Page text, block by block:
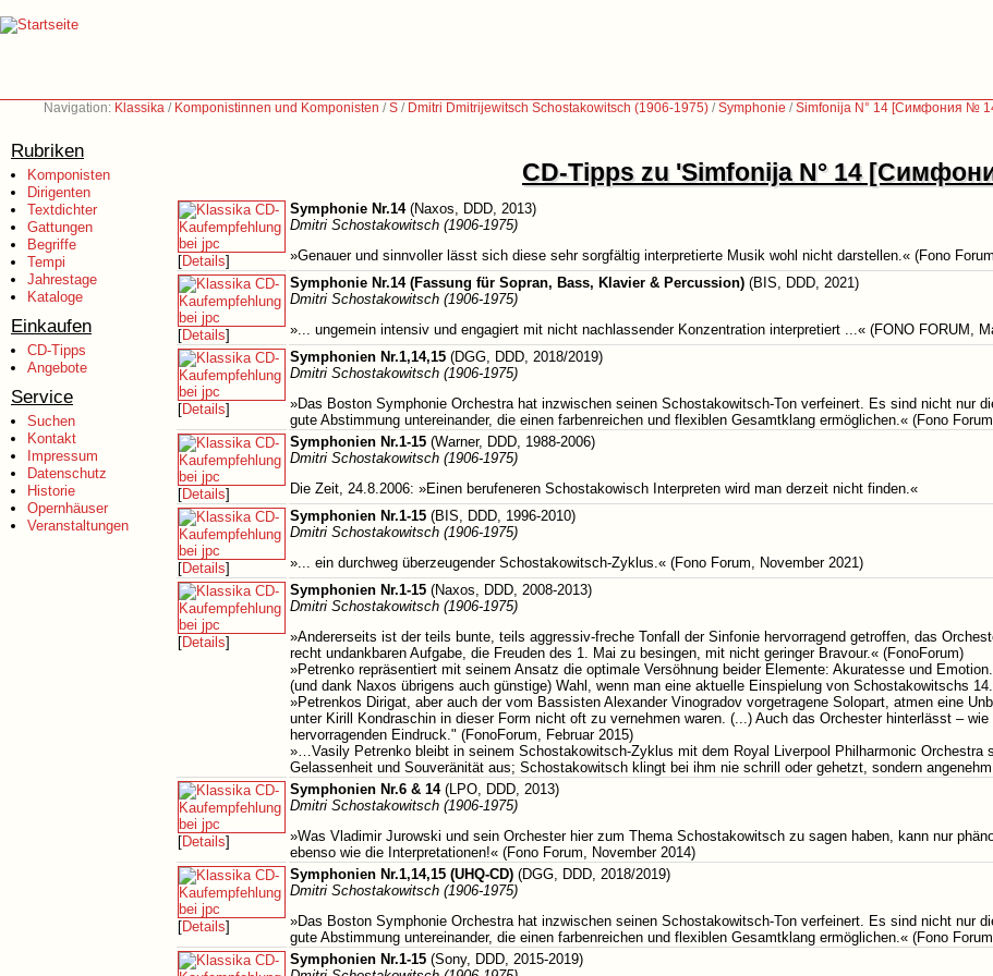
Navigation: Klassika / Komponistinnen und Komponisten /S / Dmitri Dmitrijewitsch Schostakowitsch (1906-1975) /Symphonie /Simfonija N° 14 [Симфония №
Rubriken
Komponisten
Dirigenten
Textdichter
Gattungen
Begriffe
Tempi
Jahrestage
Kataloge
Einkaufen
CD-Tipps
Angebote
Service
Suchen
Kontakt
Impressum
Datenschutz
Historie
Opernhäuser
Veranstaltungen
CD-Tipps zu 'Simfonija N° 14
[Details]
Symphonie Nr.14(Naxos, DDD, 2013)
Dmitri Schostakowitsch (1906-1975)
»Genauer und sinnvoller lässt sich diese sehr sorgfältig interpretierte Musik wohl nicht darstellen.« (Fono
[Details]
Symphonie Nr.14 (Fassung für Sopran, Bass, Klavier & Percussion) (BIS, DDD, 2021)
Dmitri Schostakowitsch (1906-1975)
»... ungemein intensiv und engagiert mit nicht nachlassender Konzentration interpretiert ...« (FONO FORUM,
[Details]
Symphonien Nr.1,14,15 (DGG, DDD, 2018/2019)
Dmitri Schostakowitsch (1906-1975)
»Das Boston Symphonie Orchestra hat inzwischen seinen Schostakowitsch-Ton verfeinert. Es sind nicht nur
gute Abstimmung untereinander, die einen farbenreichen und flexiblen Gesamtklang ermöglichen.« (Fono
[Details]
Symphonien Nr.1-15 (Warner, DDD, 1988-2006)
Dmitri Schostakowitsch (1906-1975)
Die Zeit, 24.8.2006: »Einen berufeneren Schostakowisch Interpreten wird man derzeit nicht finden.«
[Details]
Symphonien Nr.1-15 (BIS, DDD, 1996-2010)
Dmitri Schostakowitsch (1906-1975)
»... ein durchweg überzeugender Schostakowitsch-Zyklus.« (Fono Forum, November 2021)
[Details]
Symphonien Nr.1-15 (Naxos, DDD, 2008-2013)
Dmitri Schostakowitsch (1906-1975)
»Andererseits ist der teils bunte, teils aggressiv-freche Tonfall der Sinfonie hervorragend getroffen, das
recht undankbaren Aufgabe, die Freuden des 1. Mai zu besingen, mit nicht geringer Bravour.« (FonoForum)
»Petrenko repräsentiert mit seinem Ansatz die optimale Versöhnung beider Elemente: Akuratesse und
(und dank Naxos übrigens auch günstige) Wahl, wenn man eine aktuelle Einspielung von Schostakowitschs
»Petrenkos Dirigat, aber auch der vom Bassisten Alexander Vinogradov vorgetragene Solopart, atmen eine
unter Kirill Kondraschin in dieser Form nicht oft zu vernehmen waren. (...) Auch das Orchester hinterlässt –
hervorragenden Eindruck." (FonoForum, Februar 2015)
»…Vasily Petrenko bleibt in seinem Schostakowitsch-Zyklus mit dem Royal Liverpool Philharmonic Orchestra
Gelassenheit und Souveränität aus; Schostakowitsch klingt bei ihm nie schrill oder gehetzt, sondern
[Details]
Symphonien Nr.6 & 14(LPO, DDD, 2013)
Dmitri Schostakowitsch (1906-1975)
»Was Vladimir Jurowski und sein Orchester hier zum Thema Schostakowitsch zu sagen haben, kann nur
ebenso wie die Interpretationen!« (Fono Forum, November 2014)
[Details]
Symphonien Nr.1,14,15 (UHQ-CD) (DGG, DDD, 2018/2019)
Dmitri Schostakowitsch (1906-1975)
»Das Boston Symphonie Orchestra hat inzwischen seinen Schostakowitsch-Ton verfeinert. Es sind nicht nur
gute Abstimmung untereinander, die einen farbenreichen und flexiblen Gesamtklang ermöglichen.« (Fono
Symphonien Nr.1-15 (Sony, DDD, 2015-2019)